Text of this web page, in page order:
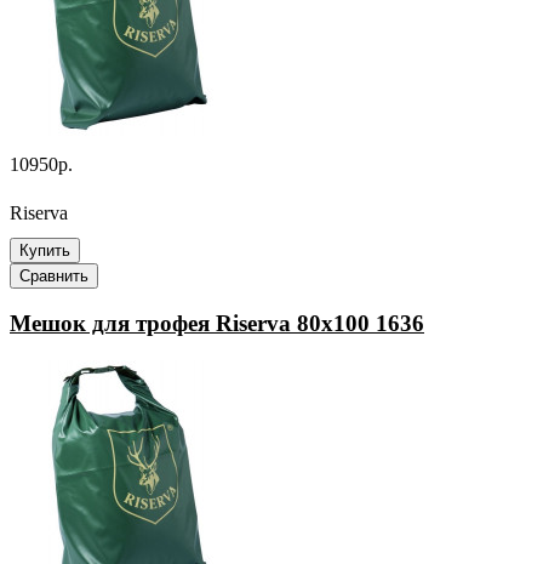
10950р.
Riserva
Купить
Сравнить
Мешок для трофея Riserva 80x100 1636